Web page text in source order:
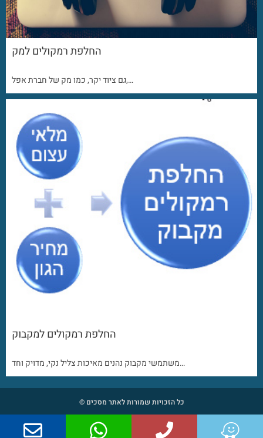
החלפת רמקולים למק
גם ציוד יקר, כמו מק של חברת אפל,…
החלפת רמקולים למקבוק
משתמשי מקבוק נהנים מאיכות צליל נקי, מדויק וחד…
כל הזכויות שמורות לאתר מסכים ©